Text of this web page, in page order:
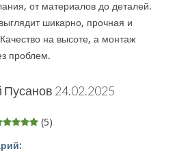
от материалов до деталей.
шикарно, прочная и
на высоте, а монтаж
проблем.
Пусанов 24.02.2025
(5)